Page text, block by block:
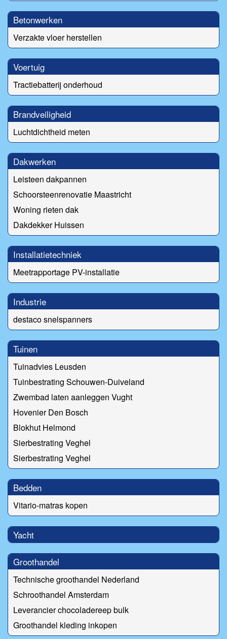
Betonwerken
Verzakte vloer herstellen
Voertuig
Tractiebatterij onderhoud
Brandveiligheid
Luchtdichtheid meten
Dakwerken
Leisteen dakpannen
Schoorsteenrenovatie Maastricht
Woning rieten dak
Dakdekker Huissen
Installatietechniek
Meetrapportage PV-installatie
Industrie
destaco snelspanners
Tuinen
Tuinadvies Leusden
Tuinbestrating Schouwen-Duiveland
Zwembad laten aanleggen Vught
Hovenier Den Bosch
Blokhut Helmond
Sierbestrating Veghel
Sierbestrating Veghel
Bedden
Vitario-matras kopen
Yacht
Groothandel
Technische groothandel Nederland
Schroothandel Amsterdam
Leverancier chocoladereep bulk
Groothandel kleding inkopen